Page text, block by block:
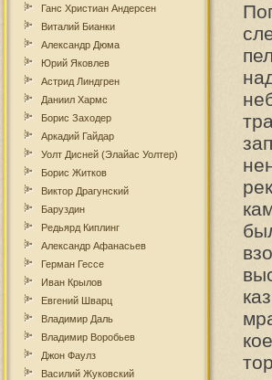
Ганс Христиан Андерсен
Виталий Бианки
Александр Дюма
Юрий Яковлев
Астрид Линдгрен
Даниил Хармс
Борис Заходер
Аркадий Гайдар
Уолт Дисней (Элайас Уолтер)
Борис Житков
Виктор Драгунский
Баруздин
Редьярд Киплинг
Александр Афанасьев
Герман Гессе
Иван Крылов
Евгений Шварц
Владимир Даль
Владимир Воробьев
Джон Фаулз
Василий Жуковский